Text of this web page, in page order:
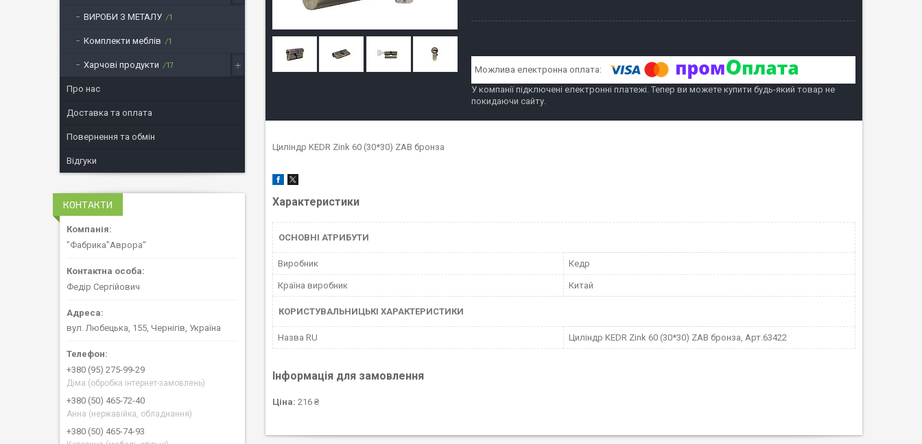
У компанії підключені електронні платежі. Тепер ви можете купити будь-який товар не
покидаючи сайту.
Циліндр KEDR Zink 60 (30*30) ZAB бронза
Характеристики
ОСНОВНІ АТРИБУТИ
Виробник Кедр
Країна виробник Китай
КОРИСТУВАЛЬНИЦЬКІ ХАРАКТЕРИСТИКИ
Назва RU Циліндр KEDR Zink 60 (30*30) ZAB бронза, Арт.63422
Інформація для замовлення
Ціна: 216 ₴
ВИРОБИ З МЕТАЛУ 1
Комплекти меблів 1
Харчові продукти 17
Про нас
Доставка та оплата
Повернення та обмін
Відгуки
КОНТАКТИ
"Фабрика"Аврора"
Федір Сергійович
вул. Любецька, 155, Чернігів, Україна
+380 (95) 275-99-29
Діма (обробка інтернет-замовлень)
+380 (50) 465-72-40
Анна (нержавійка, обладнання)
+380 (50) 465-74-93